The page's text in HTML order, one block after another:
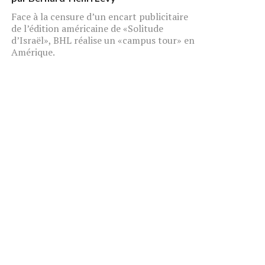
Face à la censure d’un encart publicitaire
de l’édition américaine de «Solitude
d’Israël», BHL réalise un «campus tour» en
Amérique.